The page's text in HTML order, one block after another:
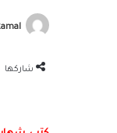
شاركها